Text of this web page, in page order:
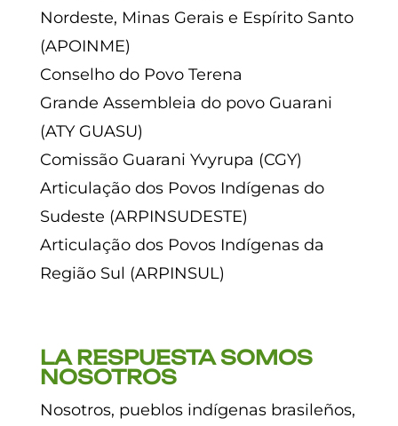
Nordeste, Minas Gerais e Espírito Santo
(APOINME)
Conselho do Povo Terena
Grande Assembleia do povo Guarani
(ATY GUASU)
Comissão Guarani Yvyrupa (CGY)
Articulação dos Povos Indígenas do
Sudeste (ARPINSUDESTE)
Articulação dos Povos Indígenas da
Região Sul (ARPINSUL)
LA RESPUESTA SOMOS
NOSOTROS
Nosotros, pueblos indígenas brasileños,